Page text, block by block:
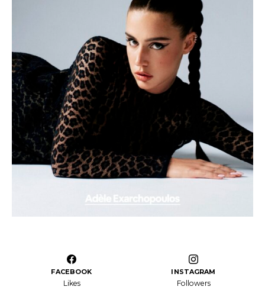
FACEBOOK
Likes
INSTAGRAM
Followers